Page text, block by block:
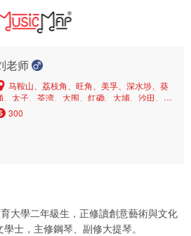
老师
马鞍山、荔枝角、旺角、美孚、深水埗、葵
、太子、荃湾、大围、红磡、大埔、沙田、石
尾、长沙湾、青衣、九龙塘
300
大學二年級生，正修讀創意藝術與文化
士，主修鋼琴、副修大提琴。